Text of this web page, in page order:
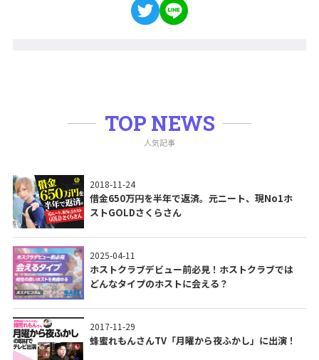
TOP NEWS
人気記事
2018-11-24
借金650万円を半年で返済。元ニート、現No1ホ
ストGOLDさくらさん
2025-04-11
ホストクラブデビュー前必見！ホストクラブでは
どんなタイプのホストに会える？
2017-11-29
蜂蜜れもんさんTV「月曜から夜ふかし」に出演！